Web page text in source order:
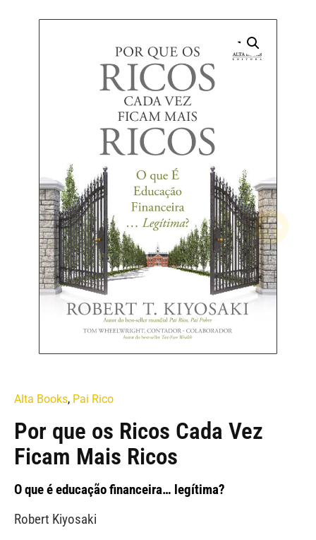
Alta Books, Pai Rico
Por que os Ricos Cada Vez
Ficam Mais Ricos
O que é educação financeira… legítima?
Robert Kiyosaki